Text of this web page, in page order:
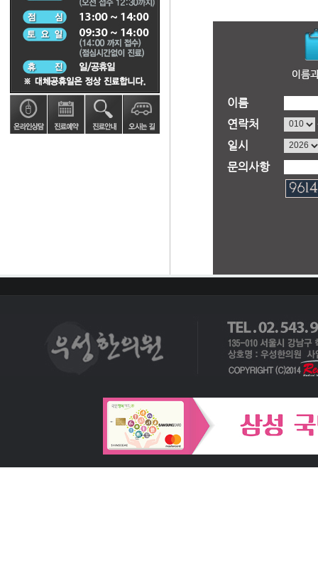
이름
연락처
일시
문의사항